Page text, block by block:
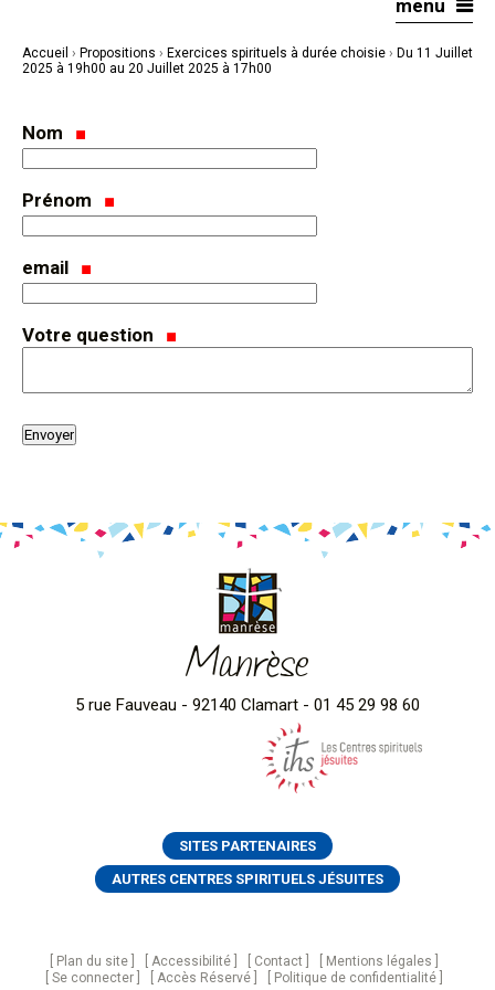
menu
Accueil › Propositions › Exercices spirituels à durée choisie › Du 11 Juillet
2025 à 19h00 au 20 Juillet 2025 à 17h00
Nom
Prénom
email
Votre question
Manrèse
5 rue Fauveau - 92140 Clamart - 01 45 29 98 60
SITES PARTENAIRES
AUTRES CENTRES SPIRITUELS JÉSUITES
Plan du site Accessibilité Contact
Mentions légales
Se connecter
Accès Réservé Politique de confidentialité